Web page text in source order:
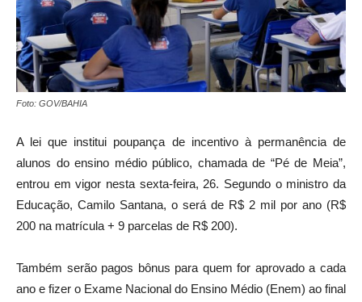
Foto: GOV/BAHIA
A lei que institui poupança de incentivo à permanência de
alunos do ensino médio público, chamada de “Pé de Meia”,
entrou em vigor nesta sexta-feira, 26. Segundo o ministro da
Educação, Camilo Santana, o será de R$ 2 mil por ano (R$
200 na matrícula + 9 parcelas de R$ 200).
Também serão pagos bônus para quem for aprovado a cada
ano e fizer o Exame Nacional do Ensino Médio (Enem) ao final